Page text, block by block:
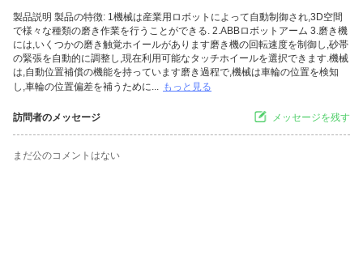
製品説明 製品の特徴: 1機械は産業用ロボットによって自動制御され,3D空間
で様々な種類の磨き作業を行うことができる. 2.ABBロボットアーム 3.磨き機
には,いくつかの磨き触覚ホイールがあります磨き機の回転速度を制御し,砂帯
の緊張を自動的に調整し,現在利用可能なタッチホイールを選択できます.機械
は,自動位置補償の機能を持っています磨き過程で,機械は車輪の位置を検知
し,車輪の位置偏差を補うために... もっと見る
訪問者のメッセージ メッセージを残す
まだ公のコメントはない